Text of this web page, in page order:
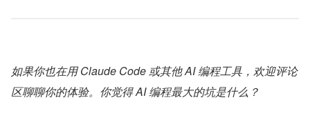
如果你也在用 Claude Code 或其他 AI 编程工具，欢迎评论
区聊聊你的体验。你觉得 AI 编程最大的坑是什么？